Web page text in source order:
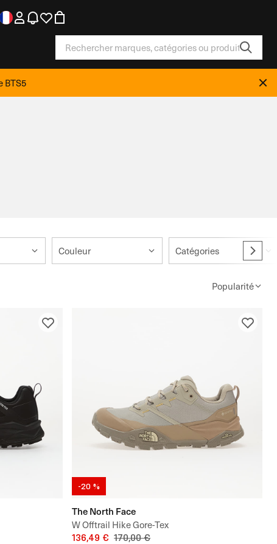
BTS5
Couleur Catégories
Popularité
-20 %
The North Face
W Offtrail Hike Gore-Tex
136,49 € 170,00 €